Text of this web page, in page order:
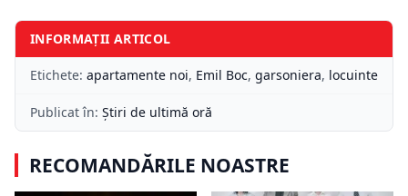
INFORMAȚII ARTICOL
Etichete: apartamente noi, Emil Boc, garsoniera, locuinte
Publicat în: Știri de ultimă oră
RECOMANDĂRILE NOASTRE